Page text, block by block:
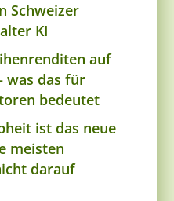
Schweizer
KI
auf
was das für
bedeutet
ist das neue
meisten
darauf